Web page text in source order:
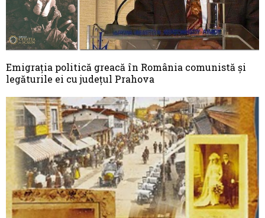
Emigrația politică greacă în România comunistă și
legăturile ei cu județul Prahova